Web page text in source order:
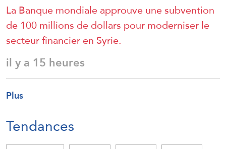
La Banque mondiale approuve une subvention
de 100 millions de dollars pour moderniser le
secteur financier en Syrie.
il y a 15 heures
Plus
Tendances